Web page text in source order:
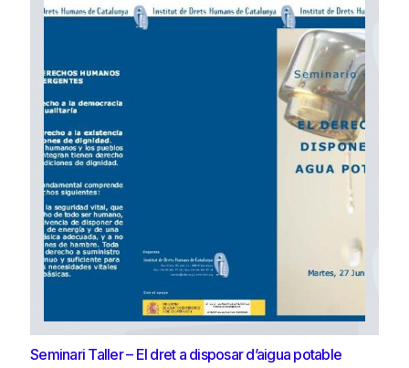
Seminari Taller – El dret a disposar d’aigua potable